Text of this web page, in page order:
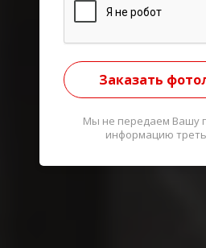
Заказать
Мы не передаем Вашу
информацию